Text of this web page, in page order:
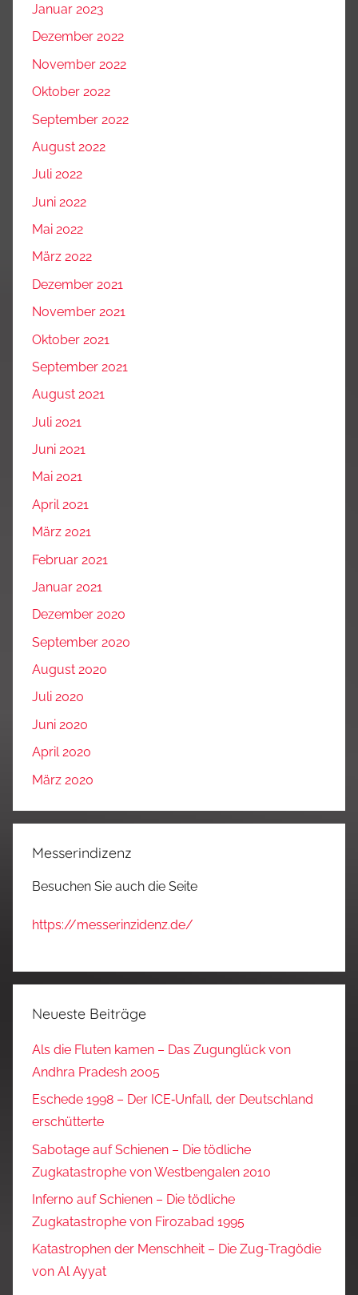
Januar 2023
Dezember 2022
November 2022
Oktober 2022
September 2022
August 2022
Juli 2022
Juni 2022
Mai 2022
März 2022
Dezember 2021
November 2021
Oktober 2021
September 2021
August 2021
Juli 2021
Juni 2021
Mai 2021
April 2021
März 2021
Februar 2021
Januar 2021
Dezember 2020
September 2020
August 2020
Juli 2020
Juni 2020
April 2020
März 2020
Messerindizenz
Besuchen Sie auch die Seite
https://messerinzidenz.de/
Neueste Beiträge
Als die Fluten kamen – Das Zugunglück von
Andhra Pradesh 2005
Eschede 1998 – Der ICE‑Unfall, der Deutschland
erschütterte
Sabotage auf Schienen – Die tödliche
Zugkatastrophe von Westbengalen 2010
Inferno auf Schienen – Die tödliche
Zugkatastrophe von Firozabad 1995
Katastrophen der Menschheit – Die Zug-Tragödie
von Al Ayyat